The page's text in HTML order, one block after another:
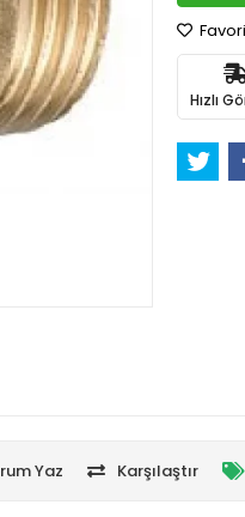
Hızlı
Yaz Karşılaştır